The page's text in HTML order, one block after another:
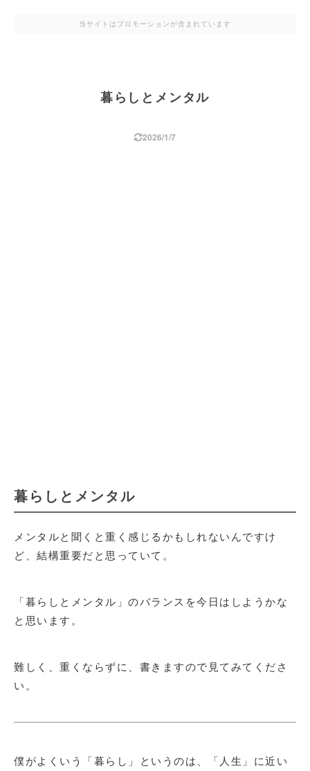
当サイトはプロモーションが含まれています
暮らしとメンタル
2026/1/7
暮らしとメンタル
メンタルと聞くと重く感じるかもしれないんですけ
ど、結構重要だと思っていて。
「暮らしとメンタル」のバランスを今日はしようかな
と思います。
難しく、重くならずに、書きますので見てみてくださ
い。
僕がよくいう「暮らし」というのは、「人生」に近い